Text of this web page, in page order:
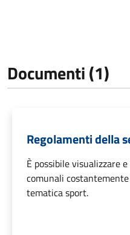
Documenti (1)
Regolamenti della
È possibile visualizzare
comunali
tematica sport.